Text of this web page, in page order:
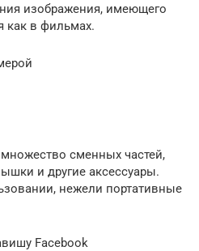
изображения, имеющего
как в фильмах.
сменных частей,
и другие аксессуары.
нежели портативные
Facebook